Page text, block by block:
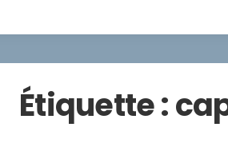
Étiquette :